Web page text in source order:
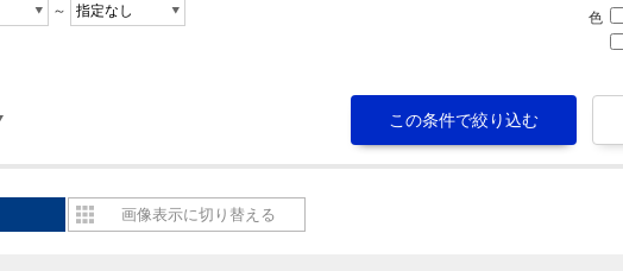
～ 色
画像表示に切り替える